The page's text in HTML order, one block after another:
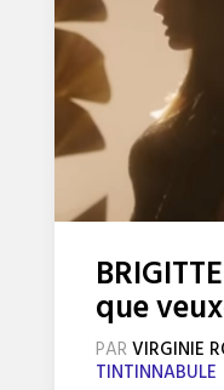
que
PARVIRGINIE
TINTINNABULE